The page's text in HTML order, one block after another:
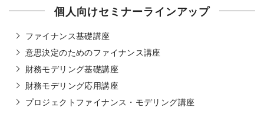
個人向けセミナーラインアップ
ファイナンス基礎講座
意思決定のためのファイナンス講座
財務モデリング基礎講座
財務モデリング応用講座
プロジェクトファイナンス・モデリング講座